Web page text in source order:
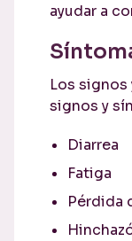
ayudar a
Los
signos y
Diarrea
Fatiga
Pérdida